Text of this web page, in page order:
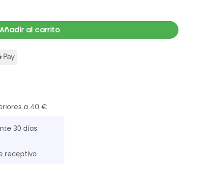
Añadir al carrito
a 40 €
30 días
receptivo